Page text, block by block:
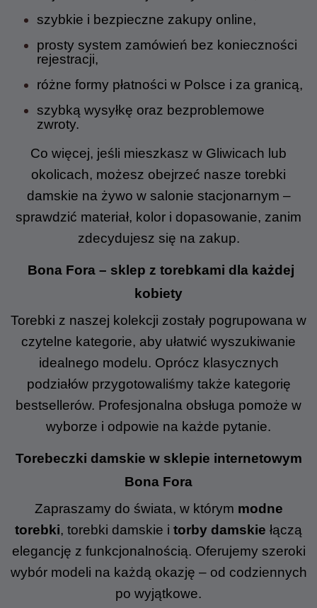
szybkie i bezpieczne zakupy online,
prosty system zamówień bez konieczności
rejestracji,
różne formy płatności w Polsce i za granicą,
szybką wysyłkę oraz bezproblemowe
zwroty.
Co więcej, jeśli mieszkasz w Gliwicach lub
okolicach, możesz obejrzeć nasze torebki
damskie na żywo w salonie stacjonarnym –
sprawdzić materiał, kolor i dopasowanie, zanim
zdecydujesz się na zakup.
Bona Fora – sklep z torebkami dla każdej
kobiety
Torebki z naszej kolekcji zostały pogrupowana w
czytelne kategorie, aby ułatwić wyszukiwanie
idealnego modelu. Oprócz klasycznych
podziałów przygotowaliśmy także kategorię
bestsellerów. Profesjonalna obsługa pomoże w
wyborze i odpowie na każde pytanie.
Torebeczki damskie w sklepie internetowym
Bona Fora
Zapraszamy do świata, w którym modne
torebki, torebki damskie i torby damskie łączą
elegancję z funkcjonalnością. Oferujemy szeroki
wybór modeli na każdą okazję – od codziennych
po wyjątkowe.